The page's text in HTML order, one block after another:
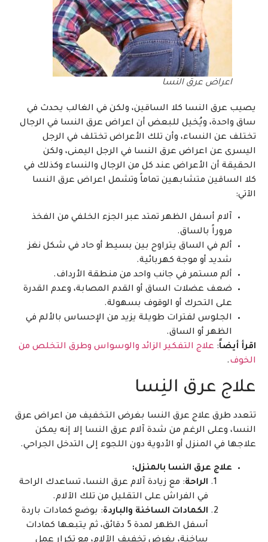
اعراض عرق النسا
يصيب عرق النسا كلا الساقين، ولكن في الغالب يحدث في
ساق واحدة، ويُخيل للبعض أن اعراض عرق النسا في الرجال
تختلف عن النساء، وأن تلك الأعراض تختلف في الرجل
اليسرى عن اعراض عرق النسا في الرجل اليمنى، ولكن
الحقيقة أن الأعراض عند كل من الرجال والنساء وكذلك في
كلا الساقين متشابهين تماماً وتشمل اعراض عرق النسا
الآتي:
آلام أسفل الظهر تمتد عبر الجزء الخلفي من الفخذ
مروراً بالساق.
ألم في الساق يتراوح بين بسيط أو حاد في شكل نغز
شديد أو موجة كهربائية.
ألم مستمر في جانب واحد من منطقة الأرداف.
ضعف عضلات الساق أو القدم المصابة، وعدم القدرة
على التحرك أو الوقوف بسهولة.
الجلوس لفترات طويلة يزيد من الإحساس بالألم في
الظهر أو الساق.
اقرأ أيضاً: علاج التفكير الزائد والوسواس وطرق التخلص من
الخوف.
علاج عرق النِسا
تتعدد طرق علاج عرق النسا بغرض التخفيف من اعراض عرق
النسا، وعلى الرغم من شدة آلام عرق النسا إلا إنه يمكن
علاجها في المنزل أو الأدوية دون اللجوء إلى التدخل الجراحي.
علاج عرق النسا بالمنزل:
الراحة: مع زيادة آلام عرق النسا، تساعدك الراحة
في الفراش على التقليل من تلك الآلام.
الكمادات الساخنة والباردة: بوضع كمادات باردة
أسفل الظهر لمدة 5 دقائق، ثم يتبعها كمادات
ساخنة، بغرض تخفيف الآلام، مع تكرار عمل